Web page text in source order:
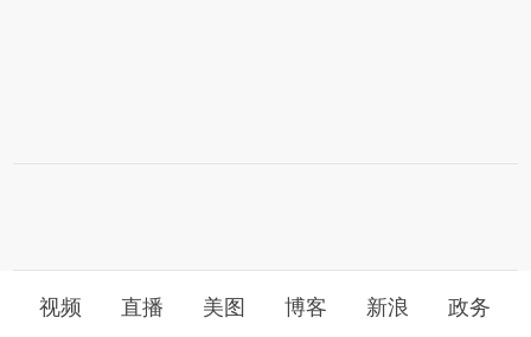
视频 直播 美图 博客 新浪
政务